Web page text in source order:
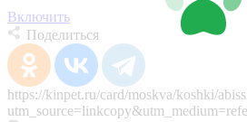
Включить
Поделиться
https://kinpet.ru/card/moskva/koshki/